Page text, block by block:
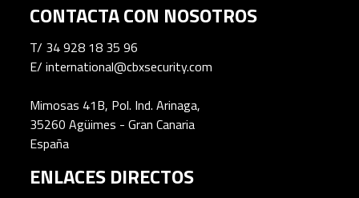
CONTACTA CON NOSOTROS
T/ 34 928 18 35 96
E/international@cbxsecurity.com
Mimosas 41B, Pol. Ind. Arinaga,
35260 Agüimes - Gran Canaria
España
ENLACES DIRECTOS